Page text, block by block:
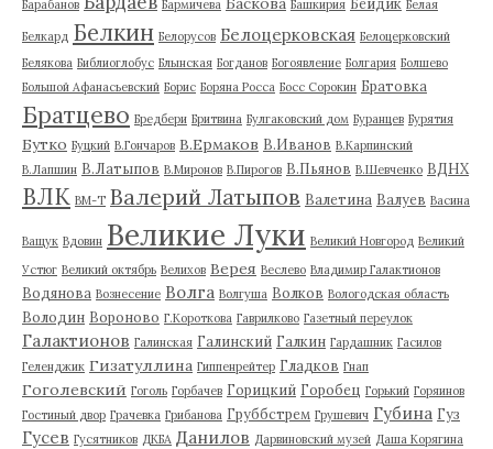
Барабанов
Бармичева Башкирия Белая
Белкард Белкин Белорусов Белоцерковская Белоцерковский
Белякова Библиоглобус Блынская Богданов Богоявление Болгария Болшево
Большой Афанасьевский Борис Боряна Росса Босс Сорокин Братовка
Братцево Бредбери Бритвина Булгаковский дом Буранцев Бурятия
Бутко Буцкий В.Гончаров В.Ермаков В.Иванов В.Карпинский
В.Лапшин В.Латыпов В.Миронов В.Пирогов В.Пьянов В.Шевченко ВДНХ
ВЛК ВМ-Т Валерий Латыпов Валетина Валуев Васина
Ващук Вдовин Великие Луки Великий Новгород Великий
Устюг Великий октябрь Велихов Верея Веслево Владимир Галактионов
Водянова Вознесение Волга Волгуша Волков Вологодская область
Володин Вороново Г.Короткова Гаврилково Газетный переулок
Галактионов Галинская Галинский Галкин Гардашник Гасилов
Геленджик Гизатуллина Гиппенрейтер Гладков Гнап
Гоголевский Гоголь Горбачев Горицкий Горобец Горький Горяинов
Гостиный двор Грачевка Грибанова Груббстрем Грушевич Губина Гуз
Гусев Гусятников ДКБА Данилов Дарвиновский музей Даша Корягина